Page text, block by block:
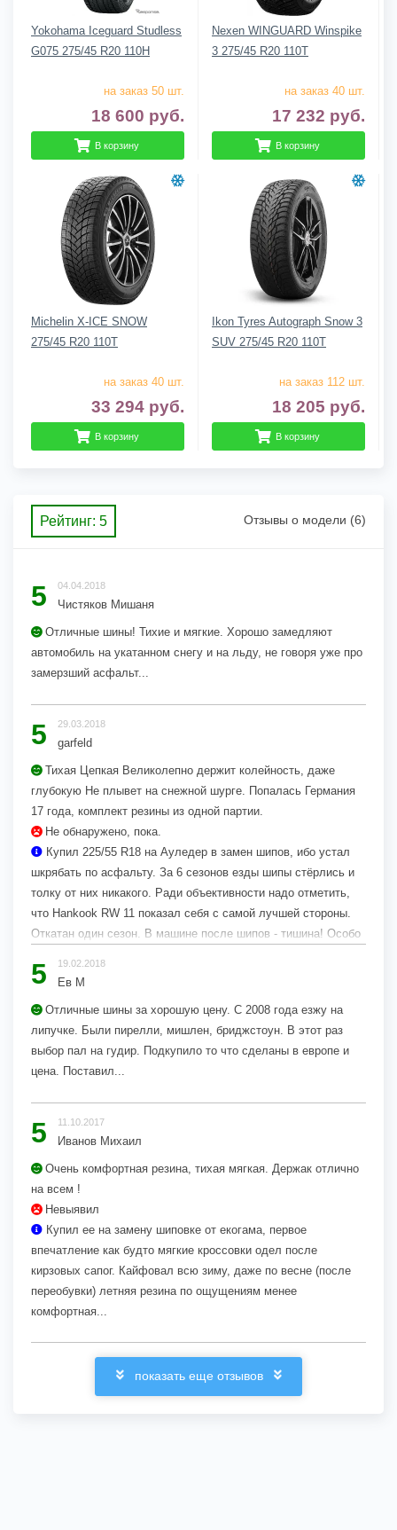
Yokohama Iceguard Studless
G075 275/45 R20 110H
на заказ 50 шт.
18 600 руб.
В корзину
Nexen WINGUARD Winspike
3 275/45 R20 110T
на заказ 40 шт.
17 232 руб.
В корзину
Michelin X-ICE SNOW
275/45 R20 110T
на заказ 40 шт.
33 294 руб.
В корзину
Ikon Tyres Autograph Snow 3
SUV 275/45 R20 110T
на заказ 112 шт.
18 205 руб.
В корзину
Рейтинг: 5 Отзывы о модели (6)
5 04.04.2018
Чистяков Мишаня
Отличные шины! Тихие и мягкие. Хорошо замедляют
автомобиль на укатанном снегу и на льду, не говоря уже про
замерзший асфальт...
5 29.03.2018
garfeld
Тихая Цепкая Великолепно держит колейность, даже
глубокую Не плывет на снежной шурге. Попалась Германия
17 года, комплект резины из одной партии.
Не обнаружено, пока.
Купил 225/55 R18 на Ауледер в замен шипов, ибо устал
шкрябать по асфальту. За 6 сезонов езды шипы стёрлись и
толку от них никакого. Ради объективности надо отметить,
что Hankook RW 11 показал себя с самой лучшей стороны.
Откатан один сезон. В машине после шипов - тишина! Особо
Очень хорошо на снегу. При Собянине снег во дворах
5 19.02.2018
Ев М
Отличные шины за хорошую цену. С 2008 года езжу на
липучке. Были пирелли, мишлен, бриджстоун. В этот раз
выбор пал на гудир. Подкупило то что сделаны в европе и
цена. Поставил...
5 11.10.2017
Иванов Михаил
Очень комфортная резина, тихая мягкая. Держак отлично
на всем !
Невыявил
Купил ее на замену шиповке от екогама, первое
впечатление как будто мягкие кроссовки одел после
кирзовых сапог. Кайфовал всю зиму, даже по весне (после
переобувки) летняя резина по ощущениям менее
комфортная...
показать еще отзывов